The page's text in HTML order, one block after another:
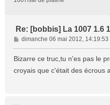
Re: [bobbis] La 1007 1.6
M
e
s
a
dimanche 06 mai 2012, 14:19:53
Bizarre ce truc,tu n'es pas le
croyais que c'était des écrous